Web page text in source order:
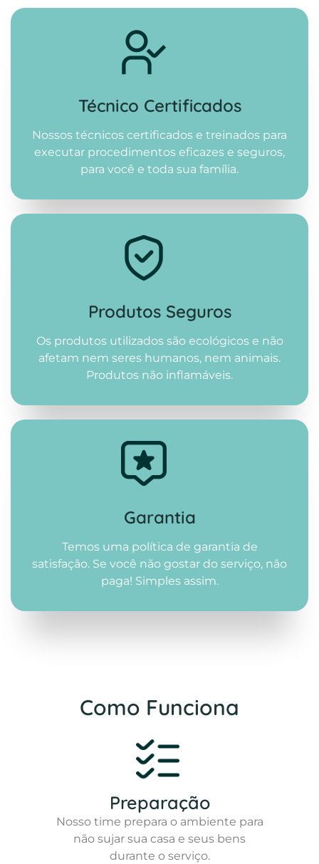
Técnico Certificados
Nossos técnicos certificados e treinados para
executar procedimentos eficazes e seguros,
para você e toda sua família.
Produtos Seguros
Os produtos utilizados são ecológicos e não
afetam nem seres humanos, nem animais.
Produtos não inflamáveis.
Garantia
Temos uma política de garantia de
satisfação. Se você não gostar do serviço, não
paga! Simples assim.
Como Funciona
Preparação
Nosso time prepara o ambiente para
não sujar sua casa e seus bens
durante o serviço.